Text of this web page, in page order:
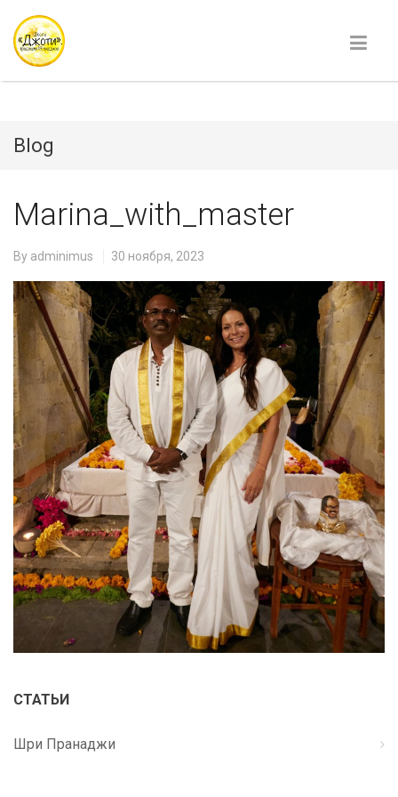
Blog
Marina_with_master
By adminimus 30 ноября, 2023
СТАТЬИ
Шри Пранаджи